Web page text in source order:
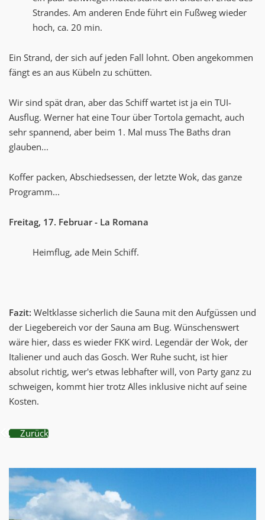
Strandes. Am anderen Ende führt ein Fußweg wieder
hoch, ca. 20 min.
Ein Strand, der sich auf jeden Fall lohnt. Oben angekommen
fängt es an aus Kübeln zu schütten.
Wir sind spät dran, aber das Schiff wartet ist ja ein TUI-
Ausflug. Werner hat eine Tour über Tortola gemacht, auch
sehr spannend, aber beim 1. Mal muss The Baths dran
glauben...
Koffer packen, Abschiedsessen, der letzte Wok, das ganze
Programm...
Freitag, 17. Februar - La Romana
Heimflug, ade Mein Schiff.
Fazit: Weltklasse sicherlich die Sauna mit den Aufgüssen und
der Liegebereich vor der Sauna am Bug. Wünschenswert
wäre hier, dass es wieder FKK wird. Legendär der Wok, der
Italiener und auch das Gosch. Wer Ruhe sucht, ist hier
absolut richtig, wer's etwas lebhafter will, von Party ganz zu
schweigen, kommt hier trotz Alles inklusive nicht auf seine
Kosten.
Zurück